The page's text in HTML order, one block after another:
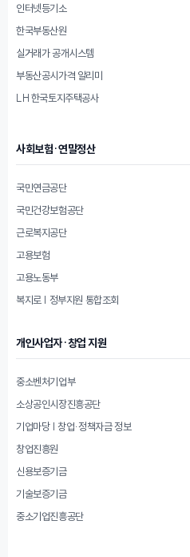
인터넷등기소
한국부동산원
실거래가 공개시스템
부동산공시가격 알리미
LH 한국토지주택공사
사회보험·연말정산
국민연금공단
국민건강보험공단
근로복지공단
고용보험
고용노동부
복지로 | 정부지원 통합조회
개인사업자·창업 지원
중소벤처기업부
소상공인시장진흥공단
기업마당 | 창업·정책자금 정보
창업진흥원
신용보증기금
기술보증기금
중소기업진흥공단